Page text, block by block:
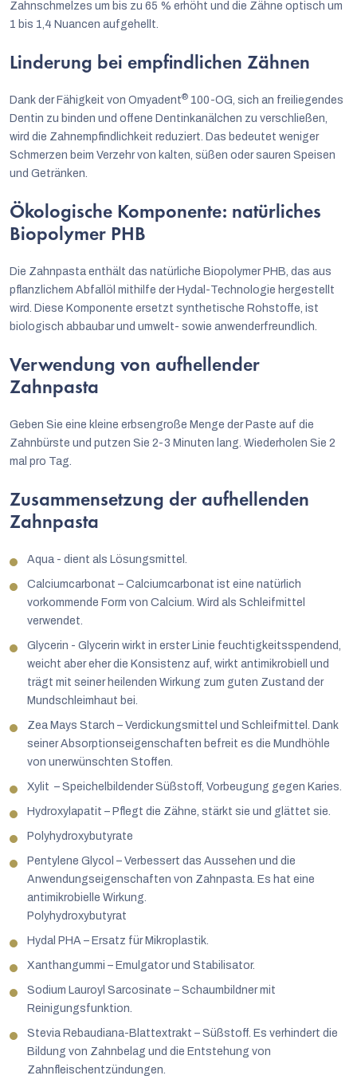
Zahnschmelzes um bis zu 65 % erhöht und die Zähne optisch um
1 bis 1,4 Nuancen aufgehellt.
Linderung bei empfindlichen Zähnen
Dank der Fähigkeit von Omyadent® 100-OG, sich an freiliegendes
Dentin zu binden und offene Dentinkanälchen zu verschließen,
wird die Zahnempfindlichkeit reduziert. Das bedeutet weniger
Schmerzen beim Verzehr von kalten, süßen oder sauren Speisen
und Getränken.
Ökologische Komponente: natürliches
Biopolymer PHB
Die Zahnpasta enthält das natürliche Biopolymer PHB, das aus
pflanzlichem Abfallöl mithilfe der Hydal-Technologie hergestellt
wird. Diese Komponente ersetzt synthetische Rohstoffe, ist
biologisch abbaubar und umwelt- sowie anwenderfreundlich.
Verwendung von aufhellender
Zahnpasta
Geben Sie eine kleine erbsengroße Menge der Paste auf die
Zahnbürste und putzen Sie 2-3 Minuten lang. Wiederholen Sie 2
mal pro Tag.
Zusammensetzung der aufhellenden
Zahnpasta
Aqua - dient als Lösungsmittel.
Calciumcarbonat – Calciumcarbonat ist eine natürlich
vorkommende Form von Calcium. Wird als Schleifmittel
verwendet.
Glycerin - Glycerin wirkt in erster Linie feuchtigkeitsspendend,
weicht aber eher die Konsistenz auf, wirkt antimikrobiell und
trägt mit seiner heilenden Wirkung zum guten Zustand der
Mundschleimhaut bei.
Zea Mays Starch – Verdickungsmittel und Schleifmittel. Dank
seiner Absorptionseigenschaften befreit es die Mundhöhle
von unerwünschten Stoffen.
Xylit – Speichelbildender Süßstoff, Vorbeugung gegen Karies.
Hydroxylapatit – Pflegt die Zähne, stärkt sie und glättet sie.
Polyhydroxybutyrate
Pentylene Glycol – Verbessert das Aussehen und die
Anwendungseigenschaften von Zahnpasta. Es hat eine
antimikrobielle Wirkung.
Polyhydroxybutyrat
Hydal PHA – Ersatz für Mikroplastik.
Xanthangummi – Emulgator und Stabilisator.
Sodium Lauroyl Sarcosinate – Schaumbildner mit
Reinigungsfunktion.
Stevia Rebaudiana-Blattextrakt – Süßstoff. Es verhindert die
Bildung von Zahnbelag und die Entstehung von
Zahnfleischentzündungen.